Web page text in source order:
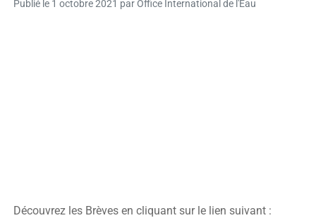
Publié le 1 octobre 2021 parOffice International de l'Eau
Découvrez les Brèves en cliquant sur le lien suivant :